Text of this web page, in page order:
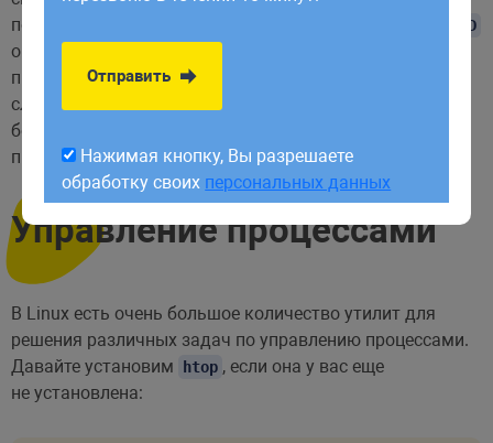
по ним, чаще всего и определяются процессы Linux.
PID
определяется неслучайно, как я уже говорил,
программа инициализации получает
следующая запущенная программа — на единицу
больше. Таким образом
программ доходит уже до нескольких тысяч.
Управление процессами
В Linux есть очень большое количество утилит для
решения различных задач по управлению процессами.
Давайте установим
htop , если она у вас еще
не установлена:
обработку своихперсональных данных
Отправить
Нажимая кнопку, Вы разрешаете
обработку своих персональных данных